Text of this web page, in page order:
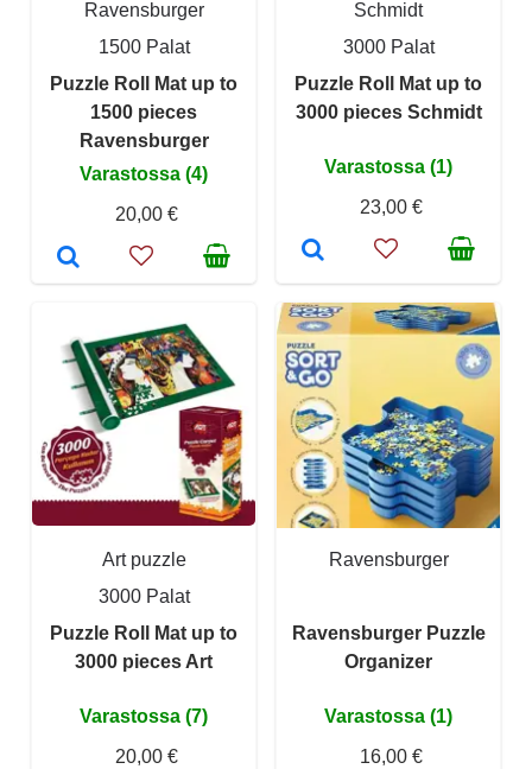
Ravensburger
1500 Palat
Puzzle Roll Mat up to
1500 pieces
Ravensburger
Varastossa (4)
20,00 €
Schmidt
3000 Palat
Puzzle Roll Mat up to
3000 pieces Schmidt
Varastossa (1)
23,00 €
Art puzzle
3000 Palat
Puzzle Roll Mat up to
3000 pieces Art
Varastossa (7)
20,00 €
Ravensburger
Ravensburger Puzzle
Organizer
Varastossa (1)
16,00 €